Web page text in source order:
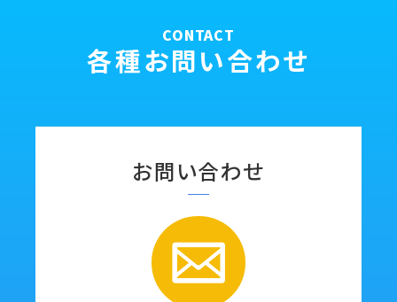
CONTACT
各種お問い合わせ
お問い合わせ